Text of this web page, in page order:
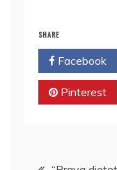
SHARE
Facebook
Pinterest